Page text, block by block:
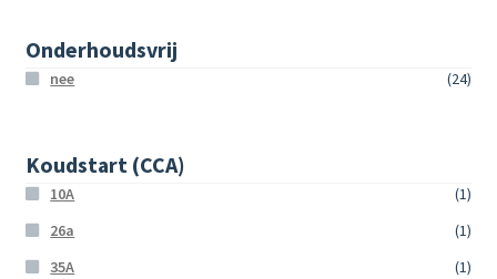
Onderhoudsvrij
nee (24)
Koudstart (CCA)
10A
(1)
26a
(1)
35A
(1)